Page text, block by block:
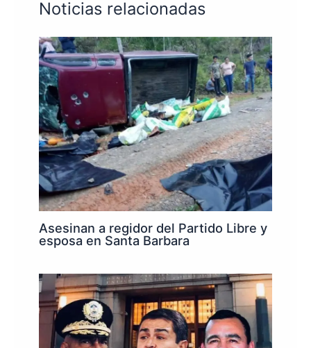
Noticias relacionadas
Asesinan a regidor del Partido Libre y
esposa en Santa Barbara